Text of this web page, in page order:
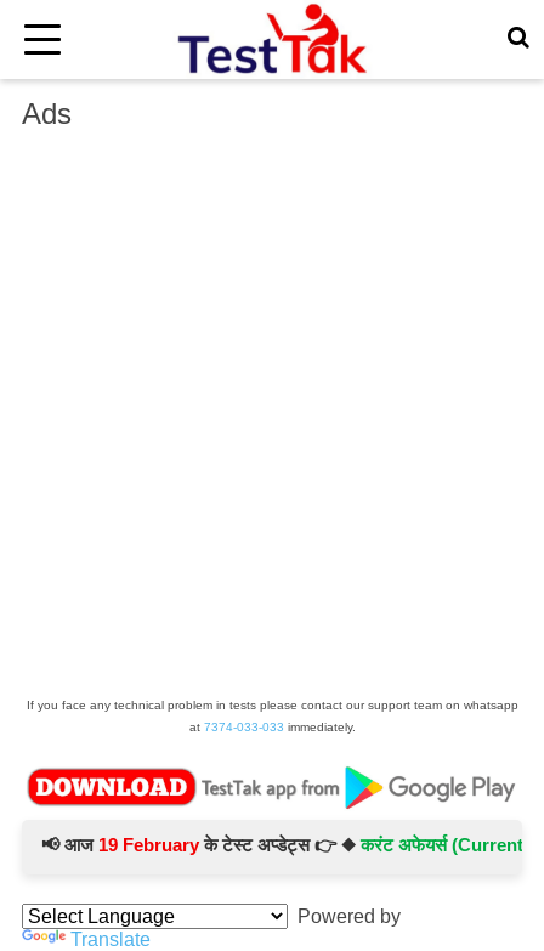
Ads
If you face any technical problem in tests please contact our support team on whatsapp
at 7374-033-033 immediately.
📢 आज19 Februaryके टेस्ट अप्डेट्स 👉 ◆करंट अफेयर्स (Current
×
Powered by
Translate